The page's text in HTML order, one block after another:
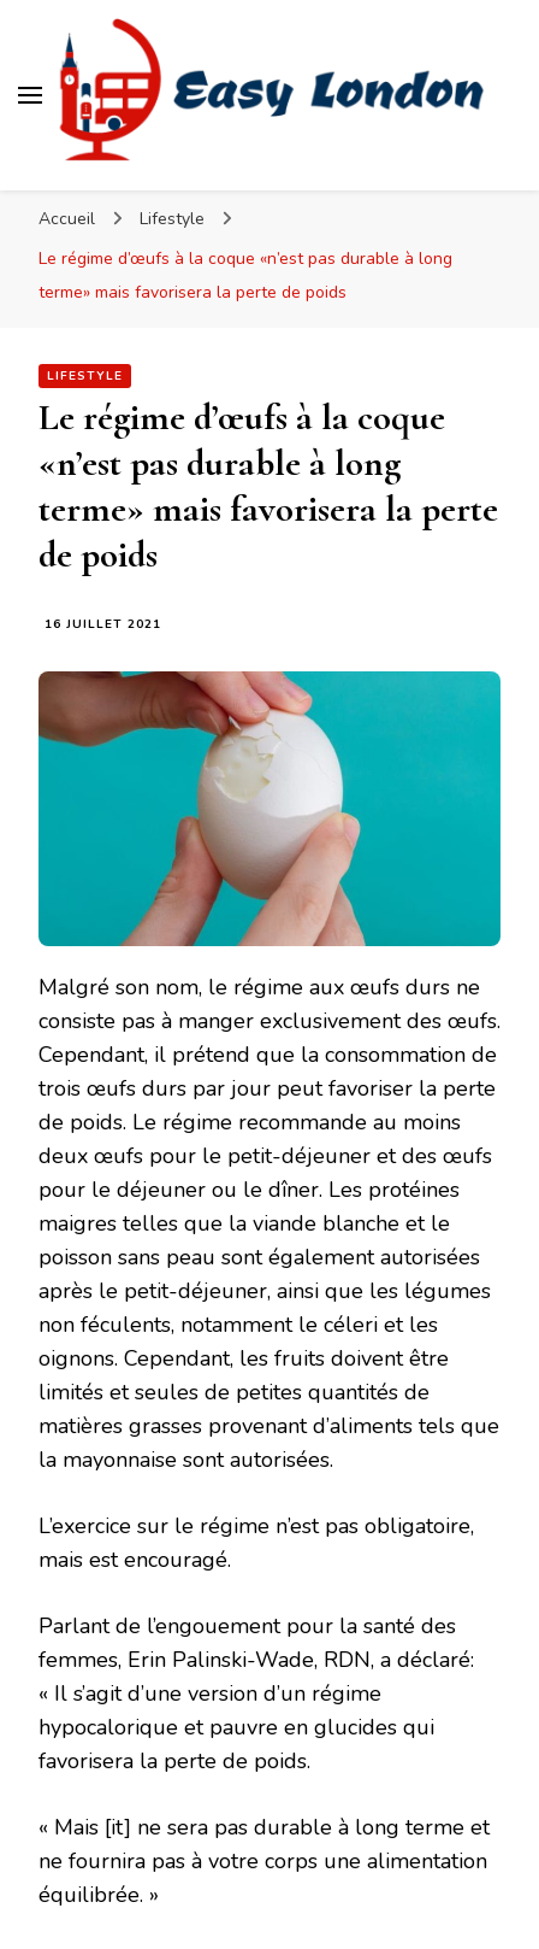
Accueil
Lifestyle
Le régime d’œufs à la coque «n’est pas durable à long
terme» mais favorisera la perte de poids
LIFESTYLE
Le régime d’œufs à la coque
«n’est pas durable à long
terme» mais favorisera la perte
de poids
16 JUILLET 2021
Malgré son nom, le régime aux œufs durs ne
consiste pas à manger exclusivement des œufs.
Cependant, il prétend que la consommation de
trois œufs durs par jour peut favoriser la perte
de poids. Le régime recommande au moins
deux œufs pour le petit-déjeuner et des œufs
pour le déjeuner ou le dîner. Les protéines
maigres telles que la viande blanche et le
poisson sans peau sont également autorisées
après le petit-déjeuner, ainsi que les légumes
non féculents, notamment le céleri et les
oignons. Cependant, les fruits doivent être
limités et seules de petites quantités de
matières grasses provenant d’aliments tels que
la mayonnaise sont autorisées.
L’exercice sur le régime n’est pas obligatoire,
mais est encouragé.
Parlant de l’engouement pour la santé des
femmes, Erin Palinski-Wade, RDN, a déclaré:
« Il s’agit d’une version d’un régime
hypocalorique et pauvre en glucides qui
favorisera la perte de poids.
« Mais [it] ne sera pas durable à long terme et
ne fournira pas à votre corps une alimentation
équilibrée. »